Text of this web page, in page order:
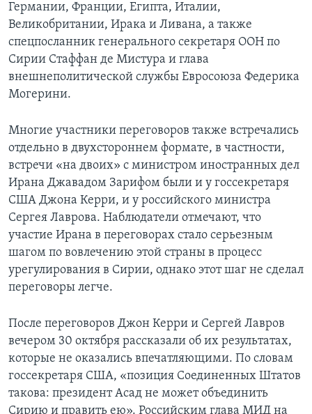
Германии, Франции, Египта, Италии,
Великобритании, Ирака и Ливана, а также
спецпосланник генерального секретаря ООН по
Сирии Стаффан де Мистура и глава
внешнеполитической службы Евросоюза Федерика
Могерини.
Многие участники переговоров также встречались
отдельно в двухстороннем формате, в частности,
встречи «на двоих» с министром иностранных дел
Ирана Джавадом Зарифом были и у госсекретаря
США Джона Керри, и у российского министра
Сергея Лаврова. Наблюдатели отмечают, что
участие Ирана в переговорах стало серьезным
шагом по вовлечению этой страны в процесс
урегулирования в Сирии, однако этот шаг не сделал
переговоры легче.
После переговоров Джон Керри и Сергей Лавров
вечером 30 октября рассказали об их результатах,
которые не оказались впечатляющими. По словам
госсекретаря США, «позиция Соединенных Штатов
такова: президент Асад не может объединить
Сирию и править ею». Российским глава МИД на